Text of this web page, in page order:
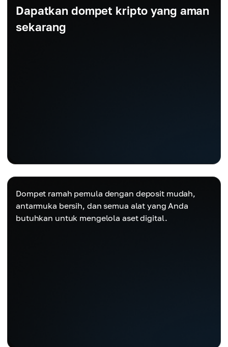
Dapatkan dompet kripto yang aman
sekarang
Dompet ramah pemula dengan deposit mudah,
antarmuka bersih, dan semua alat yang Anda
butuhkan untuk mengelola aset digital.